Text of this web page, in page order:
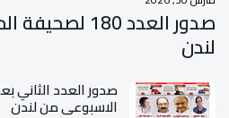
صدور العدد
لندن
صدور العدد الثاني
الاسبوعي من لندن